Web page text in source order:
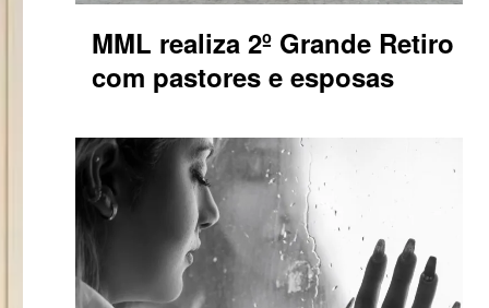
MML realiza 2º Grande Retiro
com pastores e esposas